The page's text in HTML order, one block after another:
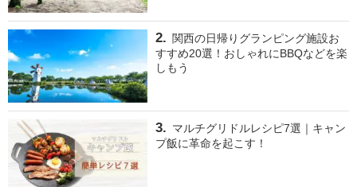
関西の日帰りグランピング施設お
すすめ20選！おしゃれにBBQなどを楽
しもう
マルチグリドルレシピ7選｜キャン
プ飯に革命を起こす！